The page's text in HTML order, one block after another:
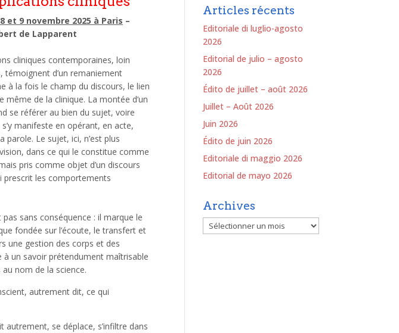
et 9 novembre 2025 à Paris –
de Lapparent
cliniques contemporaines, loin
témoignent d’un remaniement
à la fois le champ du discours, le lien
même de la clinique. La montée d’un
se référer au bien du sujet, voire
s’y manifeste en opérant, en acte,
parole. Le sujet, ici, n’est plus
dans ce qui le constitue comme
pris comme objet d’un discours
prescrit les comportements
pas sans conséquence : il marque le
fondée sur l’écoute, le transfert et
une gestion des corps et des
à un savoir prétendument maîtrisable
au nom de la science.
autrement dit, ce qui
se déplace, s’infiltre dans
Articles récents
Editoriale di luglio-agosto
2026
Editorial de julio – agosto
2026
Édito de juillet – août 2026
Juillet – Août 2026
Juin 2026
Édito de juin 2026
Editoriale di maggio 2026
Editorial de mayo 2026
Archives
Archives